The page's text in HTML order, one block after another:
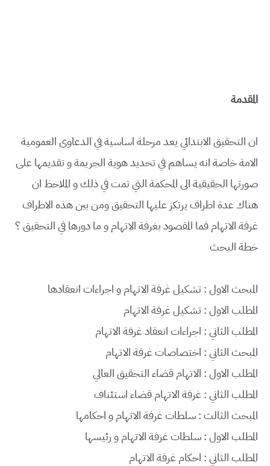
المقدمة
ان التحقيق الابتدائي يعد مرحلة اساسية في الدعاوى العمومية
الامة خاصة انه يساهم في تحديد هوية الجريمة و تقديمها على
صورتها الحقيقية الى المحكمة التي تمت في ذلك و الملاحظ ان
هناك عدة اطراف يرتكز عليها التحقيق ومن بين هذه الاطراف
غرفة الاتهام فما المقصود بغرفة الاتهام و ما دورها في التحقيق ؟
خطة البحث
المبحث الاول : تشكيل غرفة الاتهام و اجراءات انعقادها
المطلب الاول : تشكيل غرفة الاتهام
المطلب الثاني : اجراءات انعقاد غرفة الاتهام
المبحث الثاني : اختصاصات غرفة الاتهام
المطلب الاول : الاتهام قضاء التحقيق العالي
المطلب الثاني : غرفة الاتهام قضاء استئناف
المبحث الثالث : سلطات غرفة الاتهام و احكامها
المطلب الاول : سلطات غرفة الاتهام و رئيسها
المطلب الثاني : احكام غرفة الاتهام